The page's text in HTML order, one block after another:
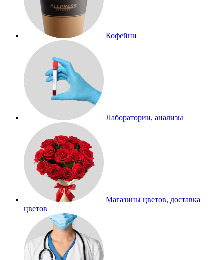
Кофейни
Лаборатории, анализы
Магазины цветов, доставка
цветов